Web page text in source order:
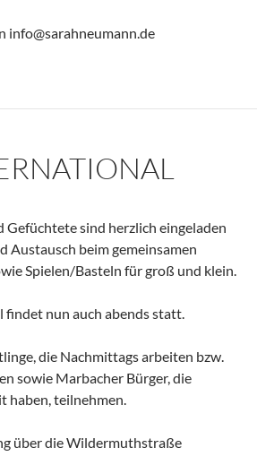
info@sarahneumann.de
Gefüchtete sind herzlich eingeladen
Austausch beim gemeinsamen
Spielen/Basteln für groß und klein.
findet nun auch abends statt.
die Nachmittags arbeiten bzw.
sowie Marbacher Bürger, die
haben, teilnehmen.
über die Wildermuthstraße